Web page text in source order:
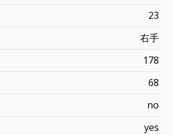
23
右手
178
68
no
yes